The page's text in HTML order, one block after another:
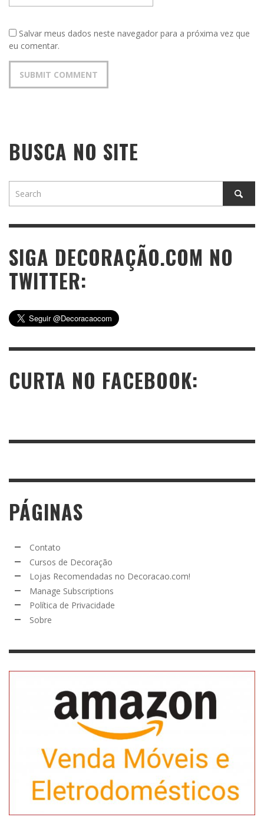
Salvar meus dados neste navegador para a próxima vez que
eu comentar.
BUSCA NO SITE
SIGA DECORAÇÃO.COM NO
TWITTER:
CURTA NO FACEBOOK:
PÁGINAS
Contato
Cursos de Decoração
Lojas Recomendadas no Decoracao.com!
Manage Subscriptions
Política de Privacidade
Sobre